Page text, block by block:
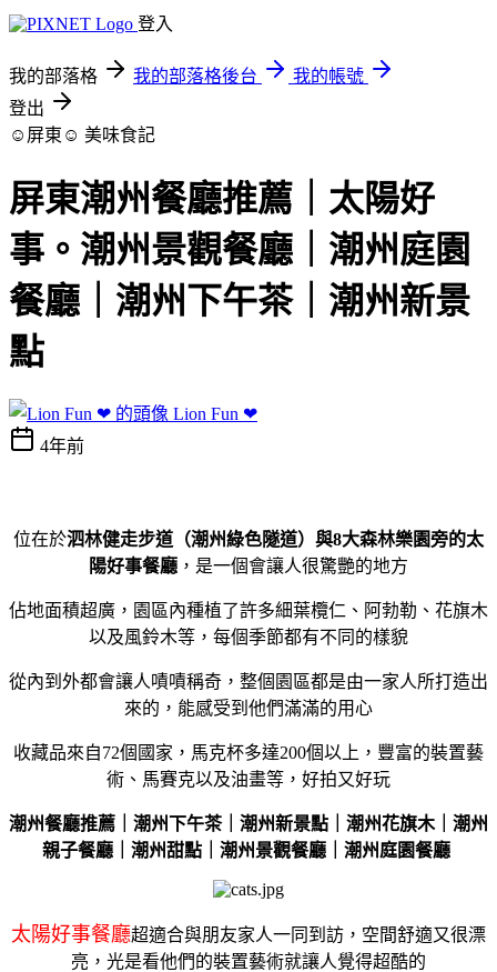
登入
我的部落格 我的部落格後台
我的帳號
登出
☺屏東☺ 美味食記
屏東潮州餐廳推薦｜太陽好
事。潮州景觀餐廳｜潮州庭園
餐廳｜潮州下午茶｜潮州新景
點
Lion Fun ❤
4年前
位在於泗林健走步道（潮州綠色隧道）與8大森林樂園旁的太
陽好事餐廳 ，是一個會讓人很驚艷的地方
佔地面積超廣，園區內種植了許多細葉欖仁、阿勃勒、花旗木
以及風鈴木等，每個季節都有不同的樣貌
從內到外都會讓人嘖嘖稱奇，整個園區都是由一家人所打造出
來的，能感受到他們滿滿的用心
收藏品來自72個國家，馬克杯多達200個以上，豐富的裝置藝
術、馬賽克以及油畫等，好拍又好玩
潮州餐廳推薦｜潮州下午茶｜潮州新景點｜潮州花旗木｜潮州
親子餐廳｜潮州甜點｜潮州景觀餐廳｜潮州庭園餐廳
太陽好事餐廳超適合與朋友家人一同到訪，空間舒適又很漂
亮，光是看他們的裝置藝術就讓人覺得超酷的